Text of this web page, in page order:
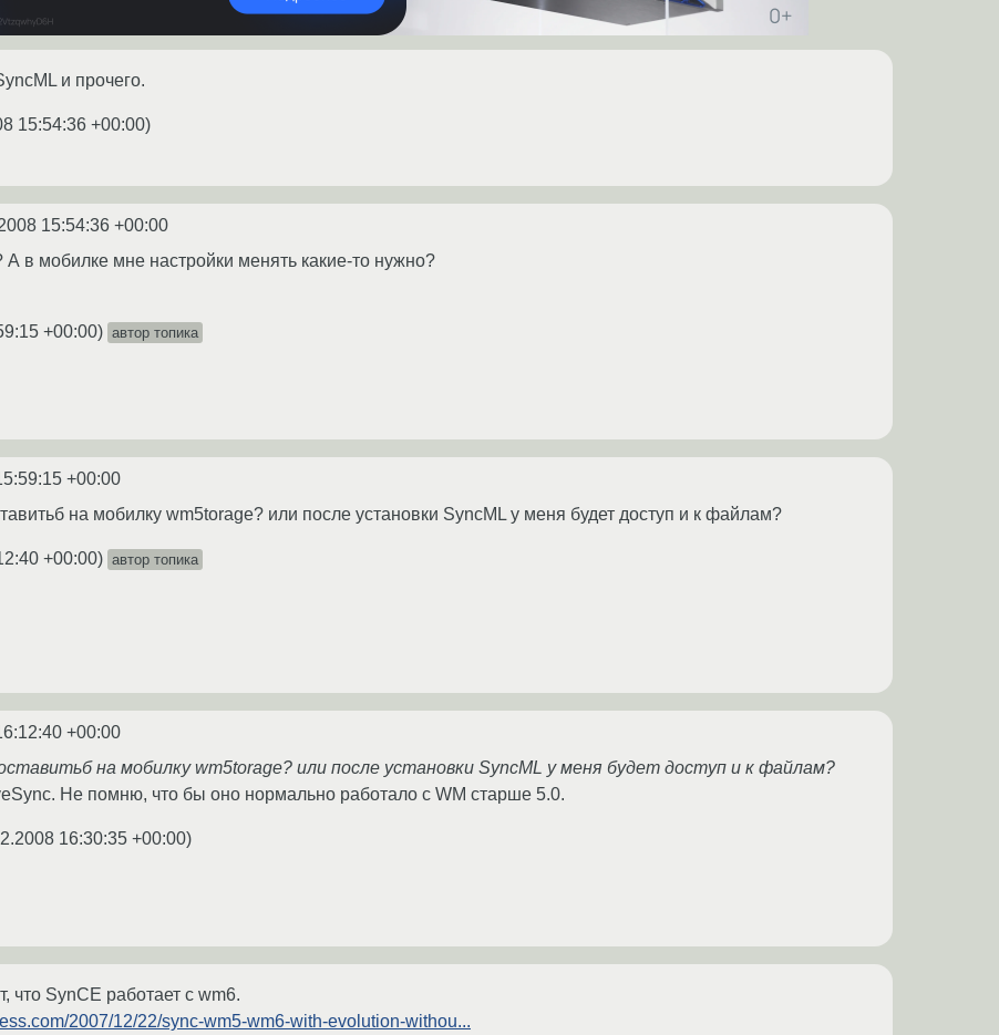
и прочего.
15:54:36 +00:00)
15:54:36 +00:00
А в мобилке мне настройки менять какие-то нужно?
+00:00) автор топика
+00:00
на мобилку wm5torage? или после установки SyncML у меня будет доступ и к файлам?
+00:00) автор топика
+00:00
на мобилку wm5torage? или после установки SyncML у меня будет доступ и к файлам?
Не помню, что бы оно нормально работало с WM старше 5.0.
16:30:35 +00:00)
что SynCE работает с wm6.
2007/12/22/sync-wm5-wm6-with-evolution-withou...